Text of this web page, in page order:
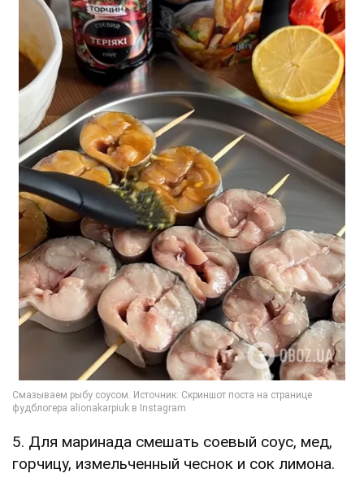
5. Для маринада смешать соевый соус, мед,
горчицу, измельченный чеснок и сок лимона.